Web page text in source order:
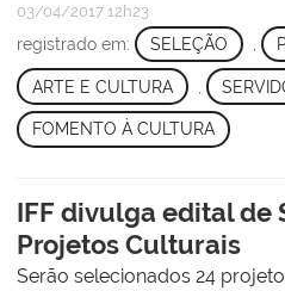
03/04/2017 12h23
registrado em: SELEÇÃO
ARTE E CULTURA
FOMENTO À CULTURA
IFF divulga edital de
Projetos Culturais
Serão selecionados 24